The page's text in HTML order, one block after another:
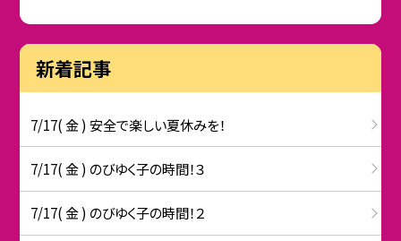
新着記事
7/17( 金 ) 安全で楽しい夏休みを！
7/17( 金 ) のびゆく子の時間！３
7/17( 金 ) のびゆく子の時間！２